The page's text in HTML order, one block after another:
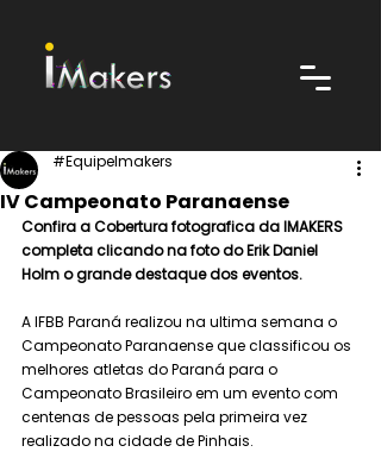
IV Campeonato Paranaense
#EquipeImakers
Confira a Cobertura fotografica da IMAKERS
completa clicando na foto do Erik Daniel
Holm o grande destaque dos eventos.
A IFBB Paraná realizou na ultima semana o
Campeonato Paranaense que classificou os
melhores atletas do Paraná para o
Campeonato Brasileiro em um evento com
centenas de pessoas pela primeira vez
realizado na cidade de Pinhais.